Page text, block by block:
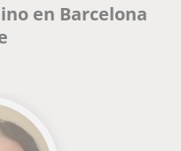
en Barcelona